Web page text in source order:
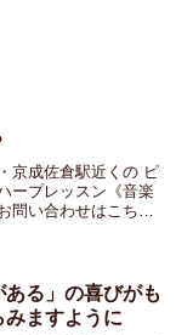
京成佐倉駅近くの ピ
ープレッスン《音楽
問い合わせはこちら
みの...
ある」の喜びがも
みますように